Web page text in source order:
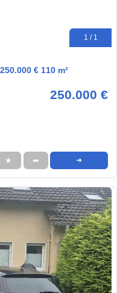
1 / 1
€ 110 m²
250.000 €
★ ➦ ➜